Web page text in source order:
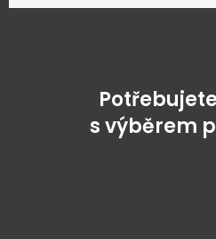
s výběrem